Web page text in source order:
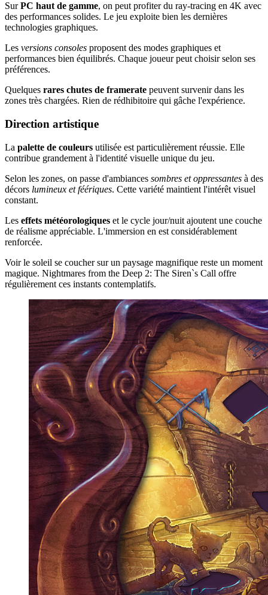
SurPC haut de gamme, on peut profiter du ray-tracing en 4K avec
des performances solides. Le jeu exploite bien les dernières
technologies graphiques.
Les versions consoles proposent des modes graphiques et
performances bien équilibrés. Chaque joueur peut choisir selon ses
préférences.
Quelques rares chutes de framerate peuvent survenir dans les
zones très chargées. Rien de rédhibitoire qui gâche l'expérience.
Direction artistique
La palette de couleurs utilisée est particulièrement réussie. Elle
contribue grandement à l'identité visuelle unique du jeu.
Selon les zones, on passe d'ambiances sombres et oppressantes à des
décors lumineux et féériques. Cette variété maintient l'intérêt visuel
constant.
Les effets météorologiques et le cycle jour/nuit ajoutent une couche
de réalisme appréciable. L'immersion en est considérablement
renforcée.
Voir le soleil se coucher sur un paysage magnifique reste un moment
magique. Nightmares from the Deep 2: The Siren`s Call offre
régulièrement ces instants contemplatifs.